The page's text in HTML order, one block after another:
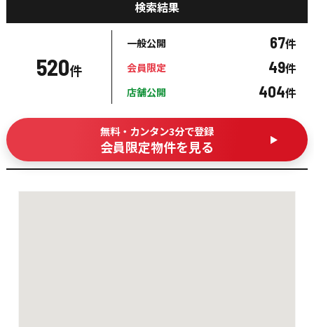
検索結果
520件
一般公開 67件
会員限定 49件
店舗公開 404件
無料・カンタン3分で登録
会員限定物件を見る